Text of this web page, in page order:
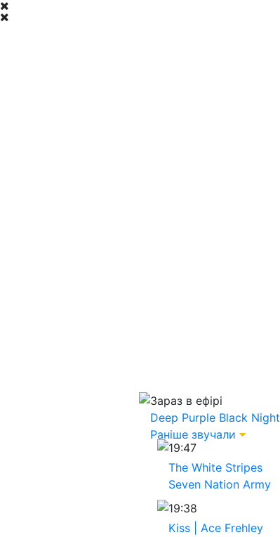
Зараз в ефірі
Deep Purple Black Night
Раніше звучали
19:47
The White Stripes
Seven Nation Army
19:38
Kiss | Ace Frehley